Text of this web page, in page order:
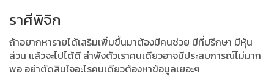
ราศีพิจิก
ถ้าอยากหารายได้เสริมเพิ่มขึ้นมาต้องมีคนช่วย มีที่ปรึกษา มีหุ้น
ส่วน แล้วจะไปได้ดี ลำพังตัวเราคนเดียวอาจมีประสบการณ์ไม่มาก
พอ อย่าตัดสินใจอะไรคนเดียวต้องหาข้อมูลเยอะๆ